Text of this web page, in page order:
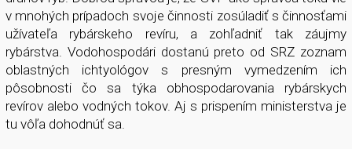
v mnohých prípadoch svoje činnosti zosúladiť s činnosťami
užívateľa rybárskeho revíru, a zohľadniť tak záujmy
rybárstva. Vodohospodári dostanú preto od SRZ zoznam
oblastných ichtyológov s presným vymedzením ich
pôsobnosti čo sa týka obhospodarovania rybárskych
revírov alebo vodných tokov. Aj s prispením ministerstva je
tu vôľa dohodnúť sa.